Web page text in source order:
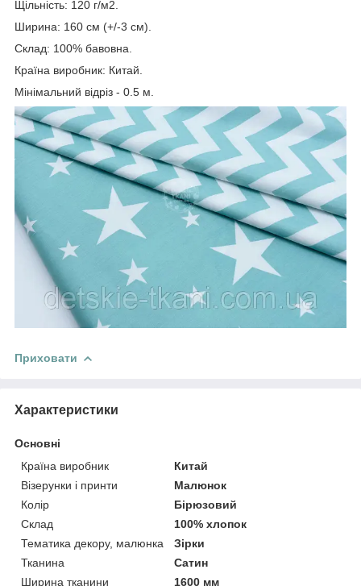
Щільність: 120 г/м2.
Ширина: 160 см (+/-3 см).
Склад: 100% бавовна.
Країна виробник: Китай.
Мінімальний відріз - 0.5 м.
Приховати
Характеристики
Основні
Країна виробник
Китай
Візерунки і принти
Малюнок
Колір
Бірюзовий
Склад
100% хлопок
Тематика декору, малюнка
Зірки
Тканина
Сатин
Ширина тканини
1600 мм